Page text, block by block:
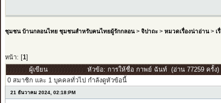
ชุมชน บ้านกลอนไทย ชุมชนสำหรับคนไทยผู้รักกลอน> จิปาถะ> หมวดเรื่องน่าอ่าน> เ
หน้า: [ 1]
ผู้เขียน
หัวข้อ: การให้ชื่อ กาพย์ ฉันท์ (อ่าน 77259 ครั้ง)
0 สมาชิก และ 1 บุคคลทั่วไป กำลังดูหัวข้อนี้
21 ธันวาคม 2024, 02:18:PM